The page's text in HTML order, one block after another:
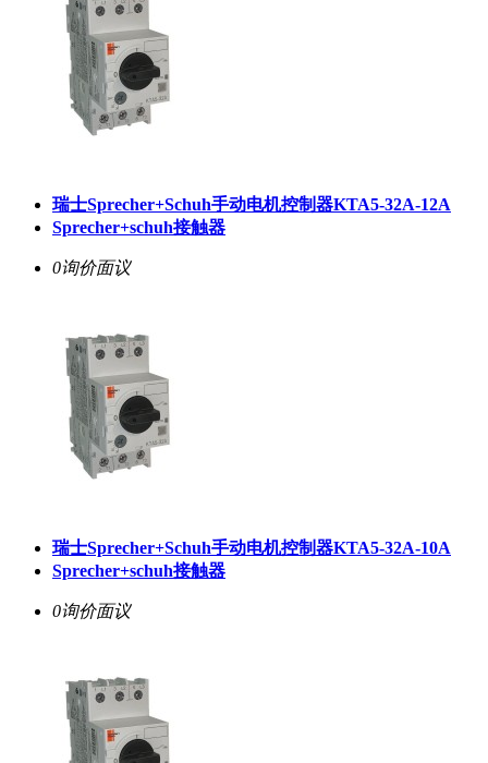
瑞士Sprecher+Schuh手动电机控制器KTA5-32A-12A
Sprecher+schuh接触器
0询价面议
瑞士Sprecher+Schuh手动电机控制器KTA5-32A-10A
Sprecher+schuh接触器
0询价面议